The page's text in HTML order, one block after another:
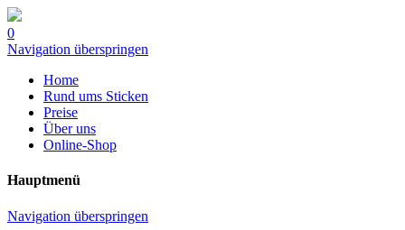
0
Navigation überspringen
Home
Rund ums Sticken
Preise
Über uns
Online-Shop
Hauptmenü
Navigation überspringen